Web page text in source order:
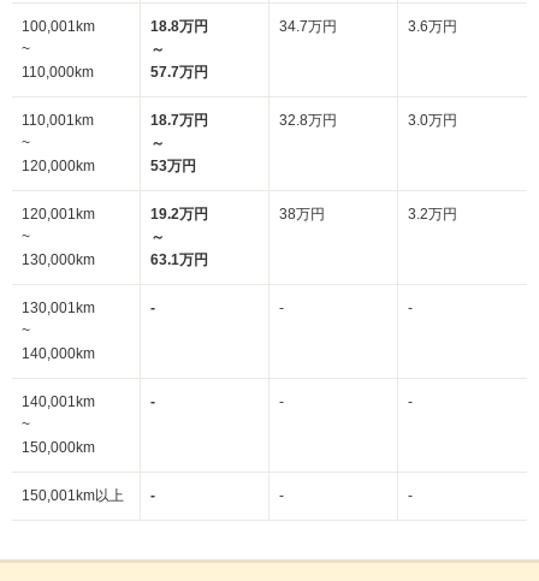
100,001km
~
110,000km
18.8万円
～
57.7万円
34.7万円 3.6万円
110,001km
~
120,000km
18.7万円
～
53万円
32.8万円 3.0万円
120,001km
~
130,000km
19.2万円
～
63.1万円
38万円 3.2万円
130,001km
~
140,000km
- - -
140,001km
~
150,000km
- - -
150,001km以上 - - -